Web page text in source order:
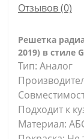
Отзывов (0)
Решетка
2019) в стиле
Тип: Аналог
Подходит к
Материал: